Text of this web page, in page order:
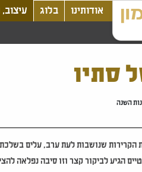
אודותינו בלוג
סתיו
השנה
הקרירות שנושבות לעת ערב, עלים
הגיע לביקור קצר וזו סיבה נפלאה